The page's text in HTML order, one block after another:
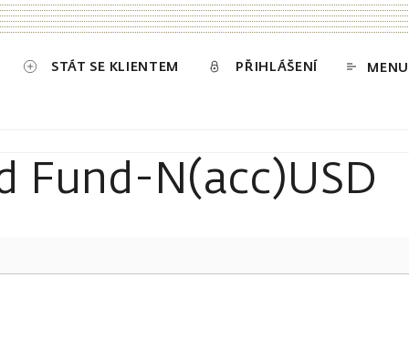
STÁT SE KLIENTEM PŘIHLÁŠENÍ MENU
Fund-N(acc)USD